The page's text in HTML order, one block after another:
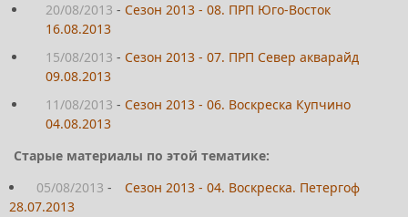
20/08/2013 - Сезон 2013 - 08. ПРП Юго-Восток
16.08.2013
15/08/2013 - Сезон 2013 - 07. ПРП Север акварайд
09.08.2013
11/08/2013 - Сезон 2013 - 06. Воскреска Купчино
04.08.2013
Старые материалы по этой тематике:
05/08/2013 -
Сезон 2013 - 04. Воскреска. Петергоф
28.07.2013